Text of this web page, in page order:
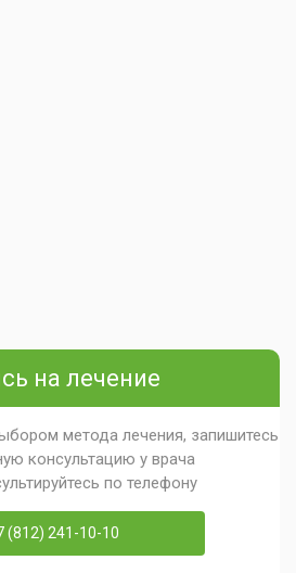
на лечение
метода лечения, запишитесь
консультацию у врача
по телефону
(812) 241-10-10